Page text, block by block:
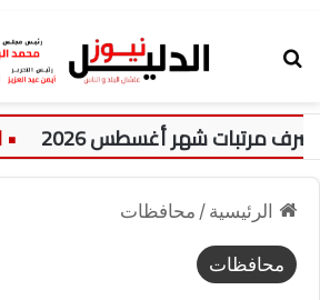
شهر أغسطس 2026
الرئيسية / محافظات
محافظات